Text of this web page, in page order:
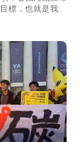
標，也就是我們
。